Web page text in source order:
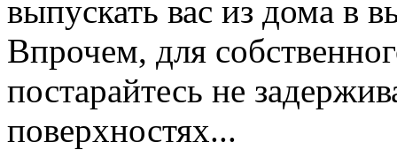
выпускать вас из дома в
Впрочем, для
постарайтесь не
поверхностях...